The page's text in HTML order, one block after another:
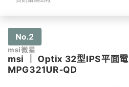
No.2
msi微星
msi Optix 32型IPS平面
MPG321UR-QD